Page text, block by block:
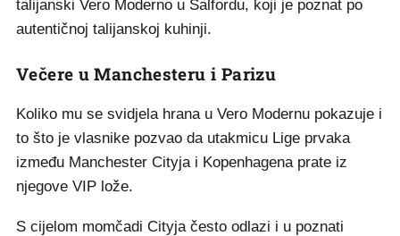
talijanski Vero Moderno u Salfordu, koji je poznat po
autentičnoj talijanskoj kuhinji.
Večere u Manchesteru i Parizu
Koliko mu se svidjela hrana u Vero Modernu pokazuje i
to što je vlasnike pozvao da utakmicu Lige prvaka
između Manchester Cityja i Kopenhagena prate iz
njegove VIP lože.
S cijelom momčadi Cityja često odlazi i u poznati